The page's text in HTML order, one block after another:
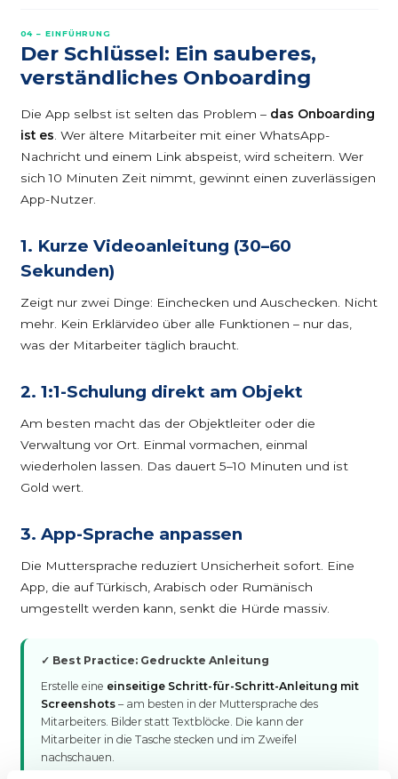
04 – EINFÜHRUNG
Der Schlüssel: Ein sauberes,
verständliches Onboarding
Die App selbst ist selten das Problem – das Onboarding
ist es . Wer ältere Mitarbeiter mit einer WhatsApp-
Nachricht und einem Link abspeist, wird scheitern. Wer
sich 10 Minuten Zeit nimmt, gewinnt einen zuverlässigen
App-Nutzer.
1. Kurze Videoanleitung (30–60
Sekunden)
Zeigt nur zwei Dinge: Einchecken und Auschecken. Nicht
mehr. Kein Erklärvideo über alle Funktionen – nur das,
was der Mitarbeiter täglich braucht.
2. 1:1-Schulung direkt am Objekt
Am besten macht das der Objektleiter oder die
Verwaltung vor Ort. Einmal vormachen, einmal
wiederholen lassen. Das dauert 5–10 Minuten und ist
Gold wert.
3. App-Sprache anpassen
Die Muttersprache reduziert Unsicherheit sofort. Eine
App, die auf Türkisch, Arabisch oder Rumänisch
umgestellt werden kann, senkt die Hürde massiv.
✓ Best Practice: Gedruckte Anleitung
Erstelle eine einseitige Schritt-für-Schritt-Anleitung mit
Screenshots – am besten in der Muttersprache des
Mitarbeiters. Bilder statt Textblöcke. Die kann der
Mitarbeiter in die Tasche stecken und im Zweifel
nachschauen.